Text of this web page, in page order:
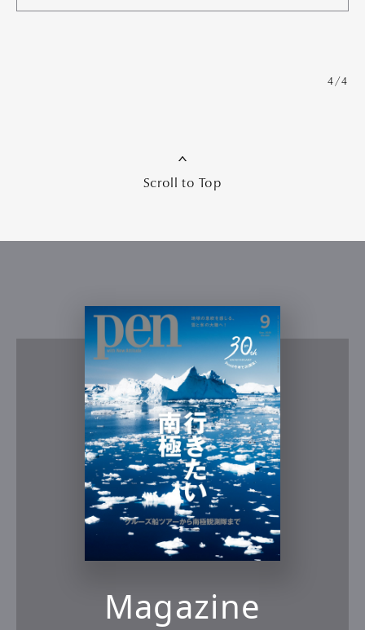
4/4
Scroll to Top
Magazine